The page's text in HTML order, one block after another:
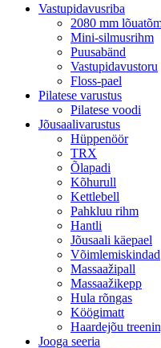
Vastupidavusriba
2080 mm
Mini-silmusrihm
Puusabänd
Vastupidavustoru
Floss-pael
Pilatese varustus
Pilatese voodi
Jõusaalivarustus
Hüppenöör
TRX
Õlapadi
Kõhurull
Kettlebell
Pahkluu rihm
Hantli
Jõusaali käepael
Võimlemiskindad
Massaažipall
Massaažikepp
Hula rõngas
Köögimatt
Haardejõu
Jooga seeria